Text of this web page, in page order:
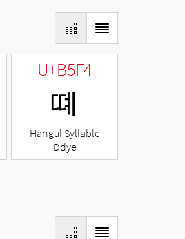
U+B5F4
뗴
Hangul Syllable
Ddye